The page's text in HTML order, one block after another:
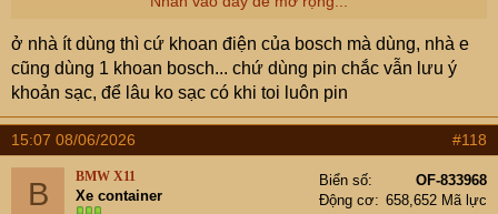
Xsafe.vn chuyên cung cấp và sỉ lẻ Máy khoan pin
DCA chất lượng ✓ Máy khoan pin DCA chính hãng
✓ Máy khoan pin DCA giá tốt ✓ Chính hãng ✓ Giá
tốt ✓ Đầy đủ VAT ✓ 15 ngày đổi trả ✓ Trả góp 0%
xsafe.vn
thấy giá hợp lý, có đủ model từ 12V đến 20V tùy nhu cầu,
chia sẻ cho các cụ tham khảo hehe
ở nhà ít dùng thì cứ khoan điện của bosch mà dùng, nhà e
cũng dùng 1 khoan bosch... chứ dùng pin chắc vẫn lưu ý
khoản sạc, để lâu ko sạc có khi toi luôn pin
15:07 08/06/2026 #118
B BMW X11
Xe container
Biển số
OF-833968
Động cơ
658,652 Mã lực